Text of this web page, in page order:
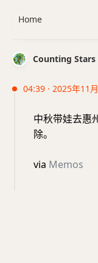
Counting Stars
04:39 · 2025年11
中秋带娃去惠
除。
via Memos
Home